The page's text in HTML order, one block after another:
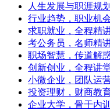
人生发展与职涯规划
行业趋势，职业机
求职就业，全程精
考公务员，名师精
职场智慧，传道解
创新创业，全程讲
小微企业，团队运
投资理财，财商教
企业大学，骨干内训